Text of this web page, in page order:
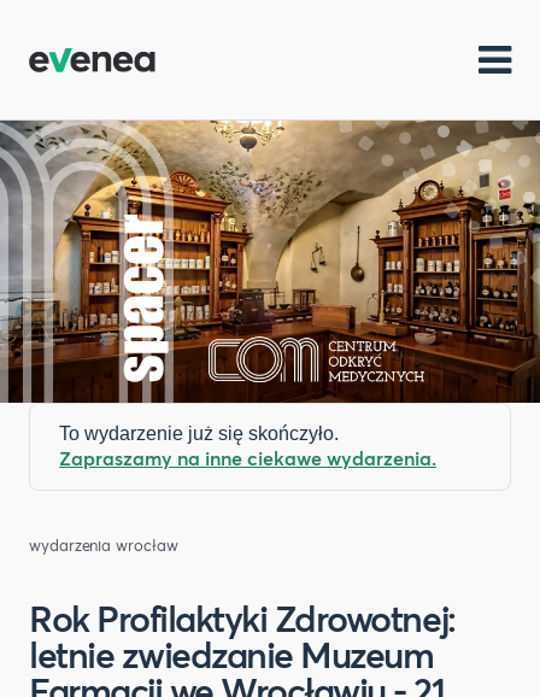
To wydarzenie już się skończyło.
Zapraszamy na inne ciekawe wydarzenia.
wydarzenia wrocław
Rok Profilaktyki Zdrowotnej:
letnie zwiedzanie Muzeum